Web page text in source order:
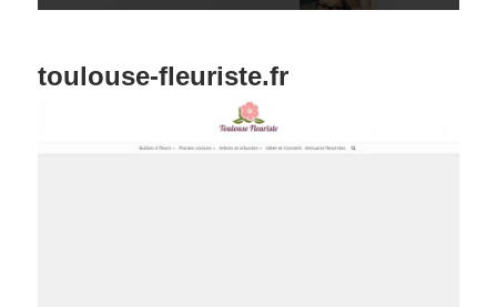
toulouse-fleuriste.fr